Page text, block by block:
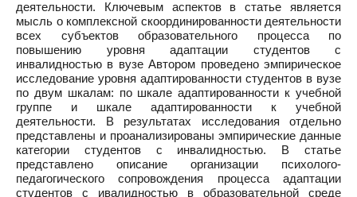
деятельности. Ключевым аспектов в статье является
мысль о комплексной скоординированности деятельности
всех субъектов образовательного процесса по
повышению уровня адаптации студентов с
инвалидностью в вузе Автором проведено эмпирическое
исследование уровня адаптированности студентов в вузе
по двум шкалам: по шкале адаптированности к учебной
группе и шкале адаптированности к учебной
деятельности. В результатах исследования отдельно
представлены и проанализированы эмпирические данные
категории студентов с инвалидностью. В статье
представлено описание организации психолого-
педагогического сопровождения процесса адаптации
студентов с ивалидностью в образовательной среде